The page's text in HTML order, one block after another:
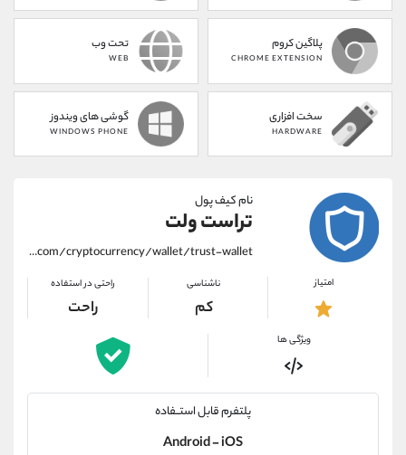
پلاگین کروم
CHROME EXTENSION
تحت وب
WEB
سخت افزاری
HARDWARE
گوشی های ویندوز
WINDOWS PHONE
نام کیف پول
تراست ولت
https://alirezamehrabi.com/cryptocurrency/wallet/trust-wallet
امتیاز ناشناسی
کم
راحتی در استفاده
راحت
ویژگی ها
پلتفرم قابل استــفاده
Android - iOS